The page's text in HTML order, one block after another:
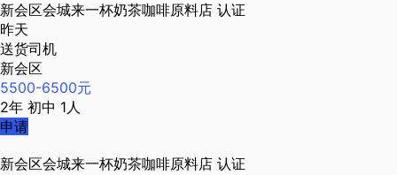
新会区会城来一杯奶茶咖啡原料店 认证
昨天
送货司机
新会区
5500-6500元
2年 初中 1人
申请
新会区会城来一杯奶茶咖啡原料店 认证